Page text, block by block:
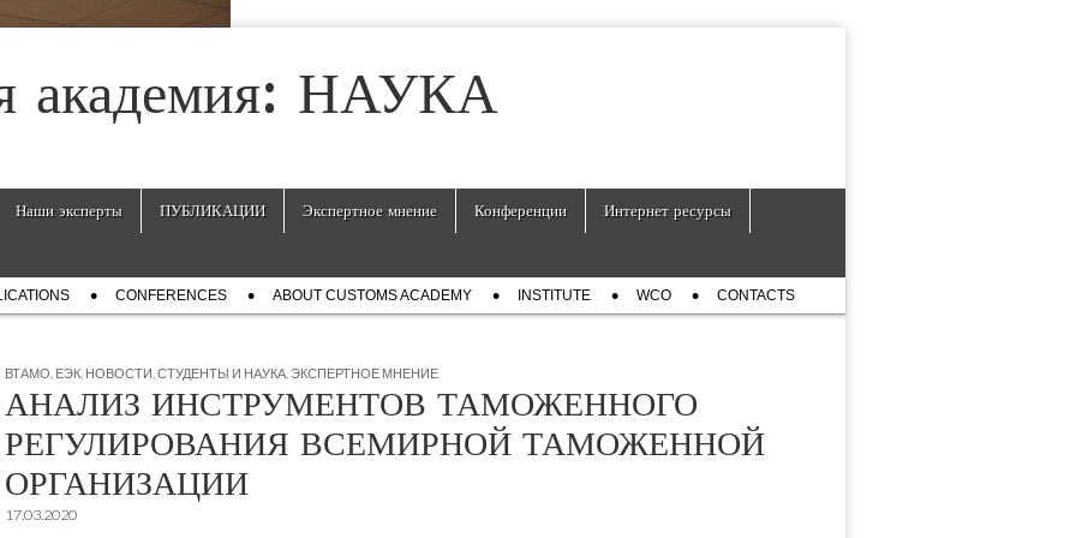
академия: НАУКА
Наши эксперты ПУБЛИКАЦИИ Экспертное мнение Конференции Интернет ресурсы
СONFERENCES ABOUT CUSTOMS ACADEMY INSTITUTE WCO CONTACTS
ВТАМО ЕЭК НОВОСТИ СТУДЕНТЫ И НАУКА ЭКСПЕРТНОЕ МНЕНИЕ
АНАЛИЗ ИНСТРУМЕНТОВ ТАМОЖЕННОГО
РЕГУЛИРОВАНИЯ ВСЕМИРНОЙ ТАМОЖЕННОЙ
ОРГАНИЗАЦИИ
17.03.2020